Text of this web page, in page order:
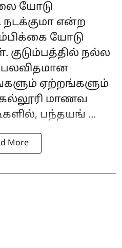
யோடு
என்ற
யோடு
குடும்பத்தில் நல்ல
பலவிதமான
ஏற்றங்களும்
மாணவ
பந்தயங் ...
More